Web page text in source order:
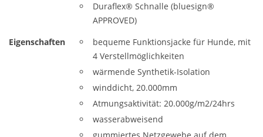
Duraflex® Schnalle (bluesign®
APPROVED)
Eigenschaften
bequeme Funktionsjacke für Hunde, mit
4 Verstellmöglichkeiten
wärmende Synthetik-Isolation
winddicht, 20.000mm
Atmungsaktivität: 20.000g/m2/24hrs
wasserabweisend